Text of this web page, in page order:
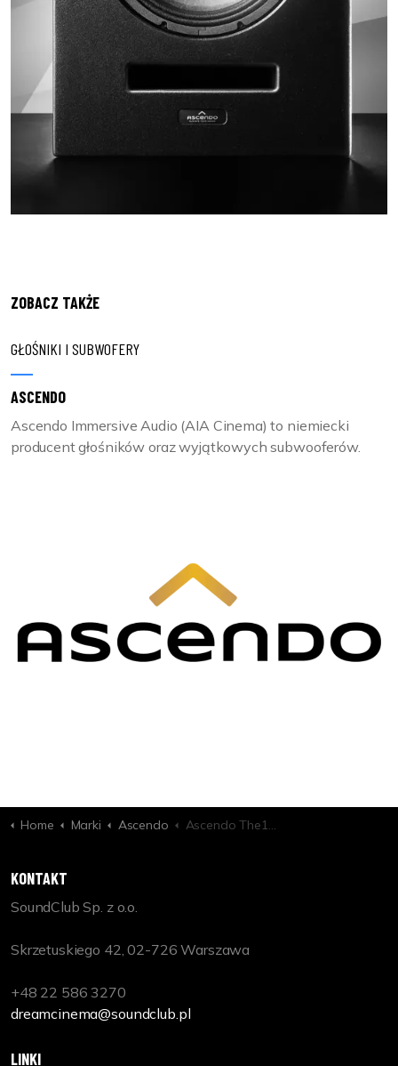
ZOBACZ TAKŻE
GŁOŚNIKI I SUBWOFERY
ASCENDO
Ascendo Immersive Audio (AIA Cinema) to niemiecki
producent głośników oraz wyjątkowych subwooferów.
Home Marki Ascendo Ascendo The12 Be PRO Active Ext On Wall
KONTAKT
SoundClub Sp. z o.o.
Skrzetuskiego 42, 02-726 Warszawa
+48 22 586 3270
dreamcinema@soundclub.pl
LINKI